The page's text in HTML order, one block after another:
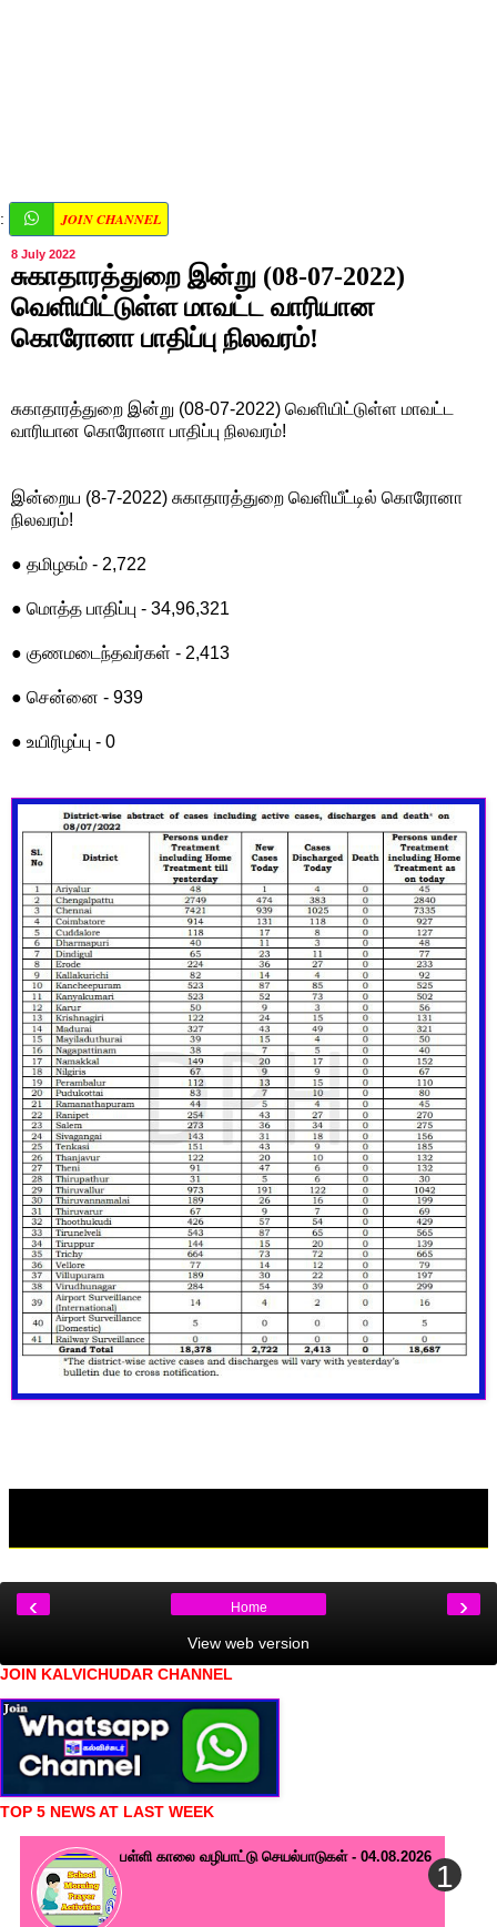
: JOIN CHANNEL
8 July 2022
சுகாதாரத்துறை இன்று (08-07-2022)
வெளியிட்டுள்ள மாவட்ட வாரியான
கொரோனா பாதிப்பு நிலவரம்!
சுகாதாரத்துறை இன்று (08-07-2022) வெளியிட்டுள்ள மாவட்ட
வாரியான கொரோனா பாதிப்பு நிலவரம்!
இன்றைய (8-7-2022) சுகாதாரத்துறை வெளியீட்டில் கொரோனா
நிலவரம்!
● தமிழகம் - 2,722
● மொத்த பாதிப்பு - 34,96,321
● குணமடைந்தவர்கள் - 2,413
● சென்னை - 939
● உயிரிழப்பு - 0
‹ ›
Home
View web version
JOIN KALVICHUDAR CHANNEL
TOP 5 NEWS AT LAST WEEK
பள்ளி காலை வழிபாட்டு செயல்பாடுகள் - 04.08.2026